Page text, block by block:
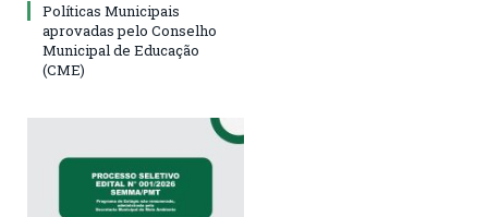
Políticas Municipais
aprovadas pelo Conselho
Municipal de Educação
(CME)